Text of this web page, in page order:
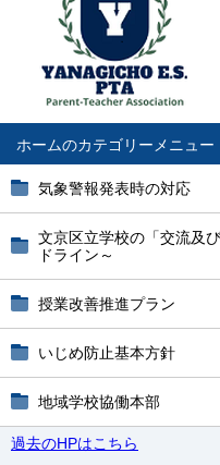
ホーム
気象警報発表時の対応
文京区立学校の「交流及
ドライン～
授業改善推進プラン
いじめ防止基本方針
地域学校協働本部
過去のHPはこちら